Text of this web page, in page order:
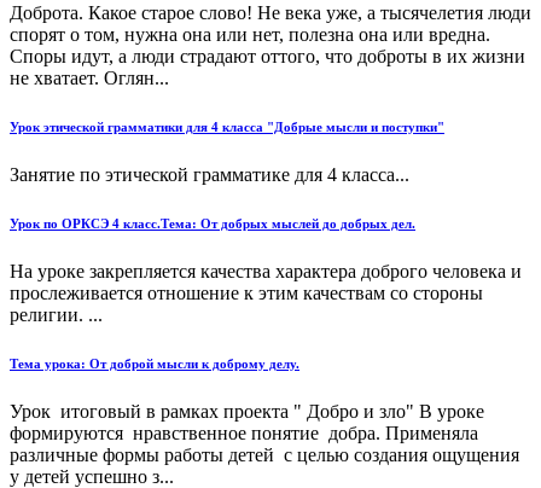
Доброта. Какое старое слово! Не века уже, а тысячелетия люди
спорят о том, нужна она или нет, полезна она или вредна.
Споры идут, а люди страдают оттого, что доброты в их жизни
не хватает. Оглян...
Урок этической грамматики для 4 класса "Добрые мысли и поступки"
Занятие по этической грамматике для 4 класса...
Урок по ОРКСЭ 4 класс.Тема: От добрых мыслей до добрых дел.
На уроке закрепляется качества характера доброго человека и
прослеживается отношение к этим качествам со стороны
религии. ...
Тема урока: От доброй мысли к доброму делу.
Урок итоговый в рамках проекта " Добро и зло" В уроке
формируются нравственное понятие добра. Применяла
различные формы работы детей с целью создания ощущения
у детей успешно з...